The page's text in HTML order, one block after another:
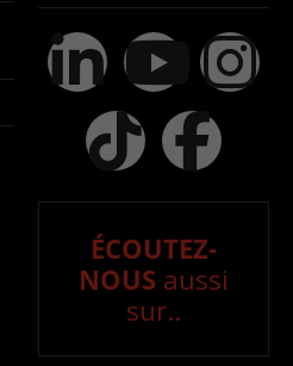
ÉCOUTEZ-
NOUS aussi
sur..